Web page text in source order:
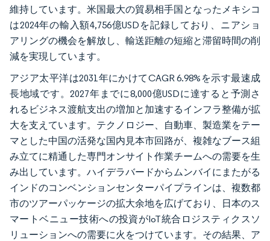
維持しています。米国最大の貿易相手国となったメキシコ
は2024年の輸入額4,756億USDを記録しており、ニアショ
アリングの機会を解放し、輸送距離の短縮と滞留時間の削
減を実現しています。
アジア太平洋は2031年にかけてCAGR 6.98%を示す最速成
長地域です。2027年までに8,000億USDに達すると予測さ
れるビジネス渡航支出の増加と加速するインフラ整備が拡
大を支えています。テクノロジー、自動車、製造業をテー
マとした中国の活発な国内見本市回路が、複雑なブース組
み立てに精通した専門オンサイト作業チームへの需要を生
み出しています。ハイデラバードからムンバイにまたがる
インドのコンベンションセンターパイプラインは、複数都
市のツアーパッケージの拡大余地を広げており、日本のス
マートベニュー技術への投資がIoT統合ロジスティクスソ
リューションへの需要に火をつけています。その結果、ア